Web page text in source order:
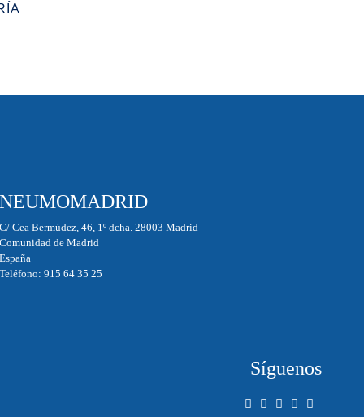
NEUMOMADRID
C/ Cea Bermúdez, 46, 1º dcha. 28003 Madrid
Comunidad de Madrid
España
Teléfono: 915 64 35 25
Síguenos